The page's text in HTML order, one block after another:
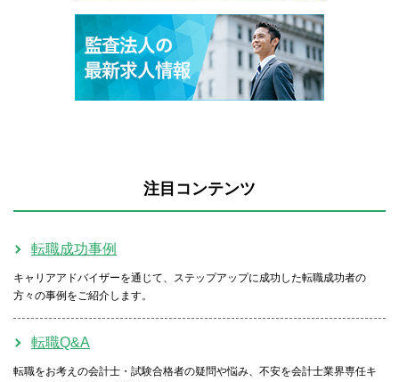
注目コンテンツ
転職成功事例
キャリアアドバイザーを通じて、ステップアップに成功した転職成功者の
方々の事例をご紹介します。
転職Q&A
転職をお考えの会計士・試験合格者の疑問や悩み、不安を会計士業界専任キ